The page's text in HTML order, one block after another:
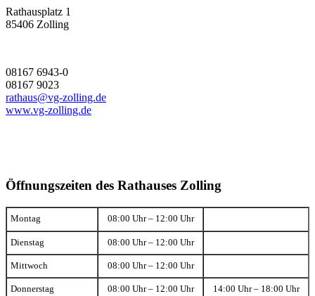
Rathausplatz 1
85406 Zolling
08167 6943-0
08167 9023
rathaus@vg-zolling.de
www.vg-zolling.de
Öffnungszeiten des Rathauses Zolling
Montag 08:00 Uhr – 12:00 Uhr
Dienstag 08:00 Uhr – 12:00 Uhr
Mittwoch 08:00 Uhr – 12:00 Uhr
Donnerstag 08:00 Uhr – 12:00 Uhr 14:00 Uhr – 18:00 Uhr